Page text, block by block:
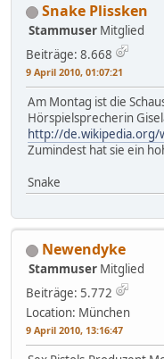
Snake Plissken
Stammuser Mitglied
Beiträge: 8.668
9 April 2010, 01:07:21
Am Montag ist die
Hörspielsprecherin
http://de.wikipedia.org/
Zumindest hat sie ein
Snake
Newendyke
Stammuser Mitglied
Beiträge: 5.772
Location: München
9 April 2010, 13:16:47